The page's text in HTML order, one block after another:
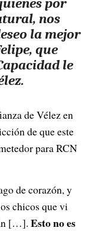
por
nos
la mejor
que
le
de Vélez en
de que este
para RCN
de corazón, y
chicos que vi
[…]. Esto no es